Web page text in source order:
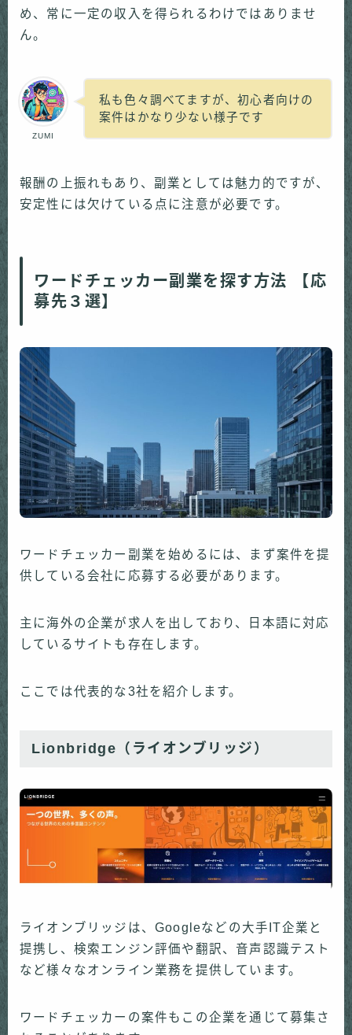
め、常に一定の収入を得られるわけではありませ
ん。
ZUMI
私も色々調べてますが、初心者向けの
案件はかなり少ない様子です
報酬の上振れもあり、副業としては魅力的ですが、
安定性には欠けている点に注意が必要です。
ワードチェッカー副業を探す方法 【応
募先３選】
ワードチェッカー副業を始めるには、まず案件を提
供している会社に応募する必要があります。
主に海外の企業が求人を出しており、日本語に対応
しているサイトも存在します。
ここでは代表的な3社を紹介します。
Lionbridge（ライオンブリッジ）
ライオンブリッジは、Googleなどの大手IT企業と
提携し、検索エンジン評価や翻訳、音声認識テスト
など様々なオンライン業務を提供しています。
ワードチェッカーの案件もこの企業を通じて募集さ